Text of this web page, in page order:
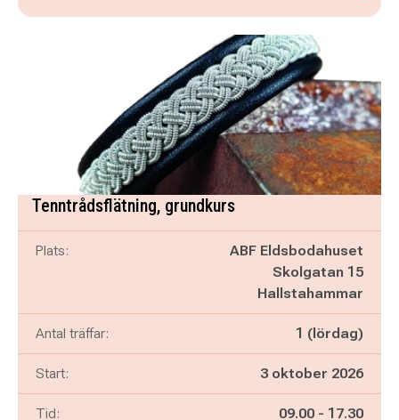
Tenntrådsflätning, grundkurs
Plats:
ABF Eldsbodahuset
Skolgatan 15
Hallstahammar
Antal träffar: 1 (lördag)
Start: 3 oktober 2026
Tid: Pågår mellan
09.00 - och
17.30